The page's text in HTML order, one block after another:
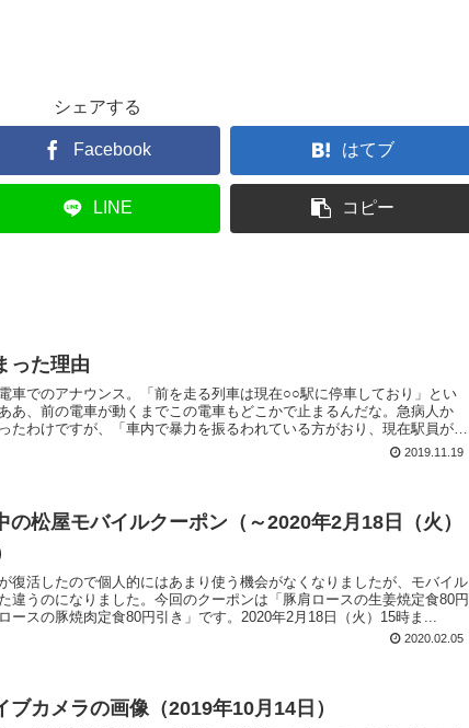
シェアする
Facebook はてブ
LINE コピー
った理由
車でのアナウンス。「前を走る列車は現在○○駅に停車しており」とい
あ、前の電車が動くまでこの電車もどこかで止まるんだな。急病人か
たわけですが、「車内で暴力を振るわれている方がおり、現在駅員が対
2019.11.19
の松屋モバイルクーポン（～2020年2月18日（火）
復活したので個人的にはあまり使う機会がなくなりましたが、モバイル
違うのになりました。今回のクーポンは「豚肩ロースの生姜焼定食80円
ースの豚焼肉定食80円引き」です。2020年2月18日（火）15時ま...
2020.02.05
ブカメラの画像（2019年10月14日）